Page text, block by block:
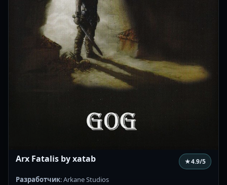
Arx Fatalis by xatab ★4.9/5
Разработчик: Arkane Studios